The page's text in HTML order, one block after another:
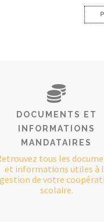
DOCUMENTS ET
INFORMATIONS
MANDATAIRES
tous les
et informations utiles à
gestion de votre
scolaire.